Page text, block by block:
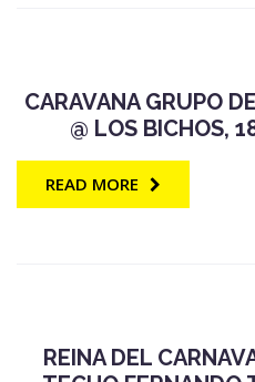
CARAVANA GRUPO
@ LOS BICHOS,
READ MORE
REINA DEL